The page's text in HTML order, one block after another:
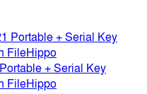
+ Serial Key
FileHippo